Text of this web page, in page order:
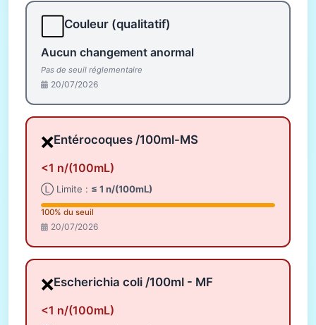
Couleur (qualitatif)
Aucun changement anormal
Pas de seuil réglementaire
20/07/2026
❌Entérocoques /100ml-MS
<1 n/(100mL)
Ⓛ Limite : ≤ 1 n/(100mL)
100% du seuil
20/07/2026
❌Escherichia coli /100ml - MF
<1 n/(100mL)